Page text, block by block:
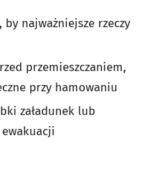
najważniejsze rzeczy
przemieszczaniem,
przy hamowaniu
załadunek lub